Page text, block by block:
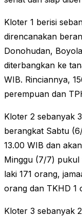
Kloter 1 berisi
direncanakan
Donohudan,
diterbangkan ke
WIB. Rinciannya,
perempuan dan
Kloter 2 sebanyak
berangkat Sabtu
13.00 WIB dan
Minggu (7/7) pukul
laki 171 orang,
orang dan TKHD 1
Kloter 3 sebanyak